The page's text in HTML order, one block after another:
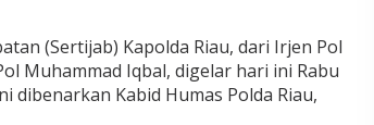
(Sertijab) Kapolda Riau, dari Irjen Pol
Muhammad Iqbal, digelar hari ini Rabu
dibenarkan Kabid Humas Polda Riau,